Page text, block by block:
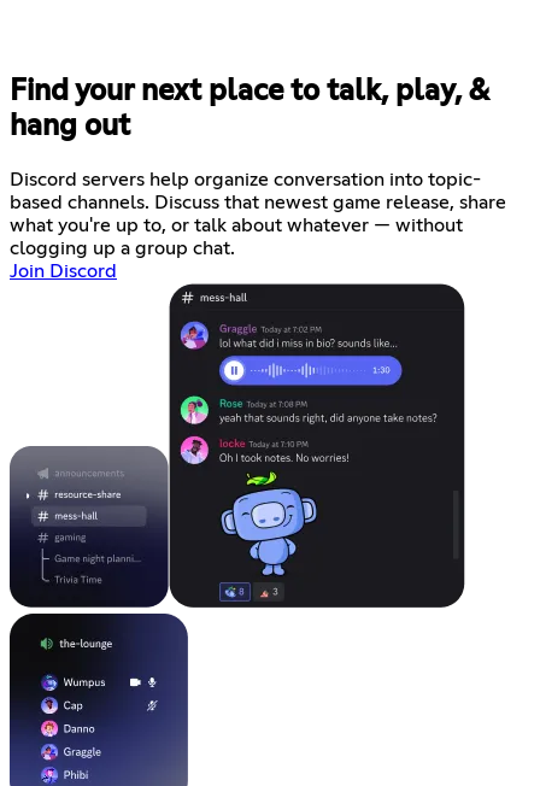
Find your next place to talk, play, &
hang out
Discord servers help organize conversation into topic-
based channels. Discuss that newest game release, share
what you're up to, or talk about whatever — without
clogging up a group chat.
Join Discord